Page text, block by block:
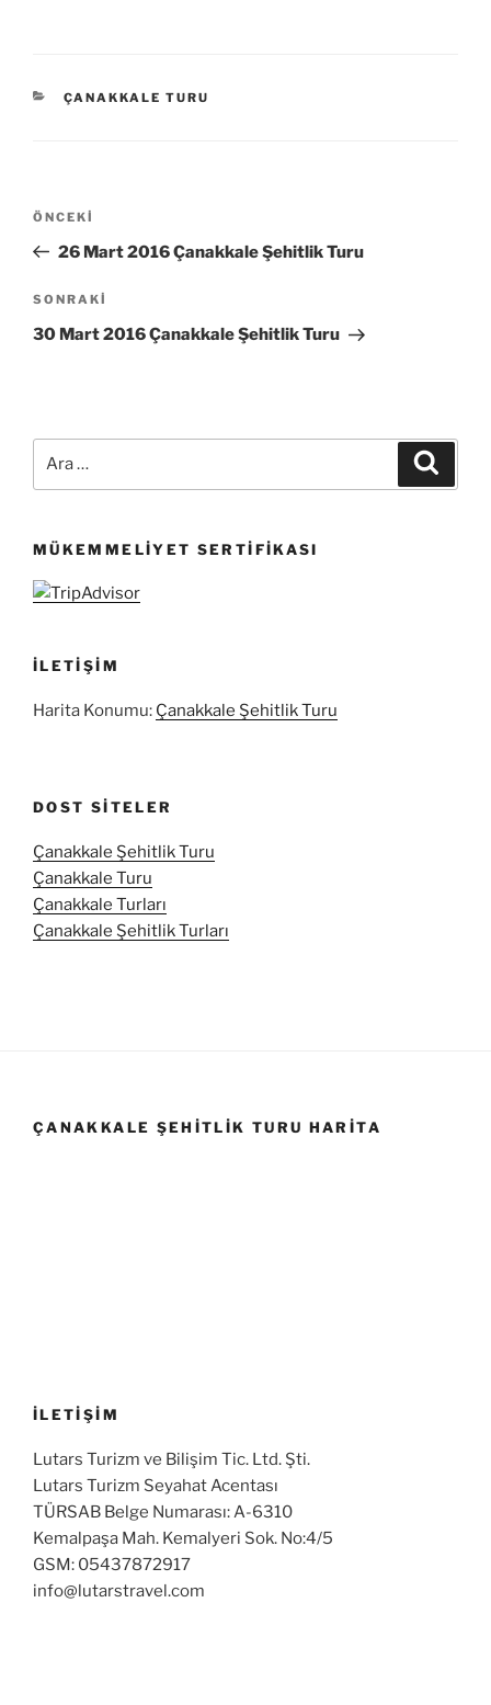
KATEGORILER
ÇANAKKALE TURU
Yazı
Önceki
Yazı
ÖNCEKI
26 Mart 2016 Çanakkale Şehitlik Turu
Sonraki
Yazı
SONRAKI
30 Mart 2016 Çanakkale Şehitlik Turu
MÜKEMMELIYET SERTIFIKASI
İLETIŞIM
Harita Konumu: Çanakkale Şehitlik Turu
DOST SITELER
Çanakkale Şehitlik Turu
Çanakkale Turu
Çanakkale Turları
Çanakkale Şehitlik Turları
ÇANAKKALE ŞEHITLIK TURU HARITA
İLETİŞİM
Lutars Turizm ve Bilişim Tic. Ltd. Şti.
Lutars Turizm Seyahat Acentası
TÜRSAB Belge Numarası: A-6310
Kemalpaşa Mah. Kemalyeri Sok. No:4/5
GSM: 05437872917
info@lutarstravel.com